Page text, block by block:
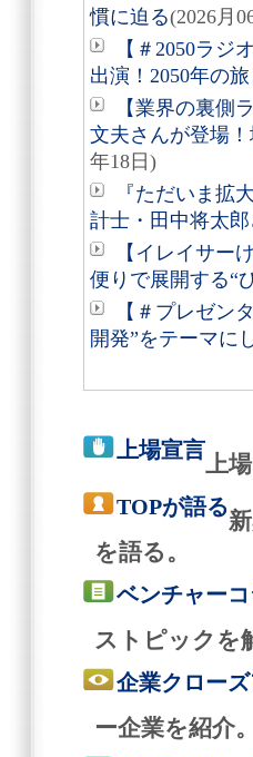
慣に迫る(2026月
【＃2050ラ
出演！2050年の
【業界の裏側
文夫さんが登場
年18日)
『ただいま
計士・田中将太
【イレイサー
便りで展開する“
【＃プレゼン
開発”をテーマに
上場宣言
上
TOPが語る
を語る。
ベンチャー
ストピックを
企業クロー
ー企業を紹介。